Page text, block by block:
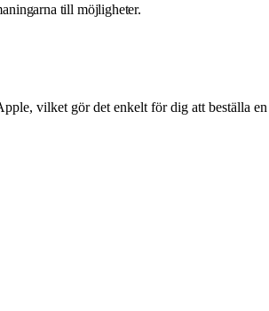
till möjligheter.
vilket gör det enkelt för dig att beställa